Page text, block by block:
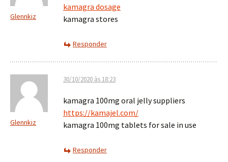
Glennkiz
kamagra dosage
kamagra stores
Responder
Glennkiz
30/10/2020 às 18:23
kamagra 100mg oral jelly suppliers
https://kamajel.com/
kamagra 100mg tablets for sale in use
Responder